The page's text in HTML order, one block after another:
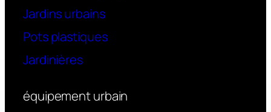
Jardins urbains
Pots plastiques
Jardinières
équipement urbain